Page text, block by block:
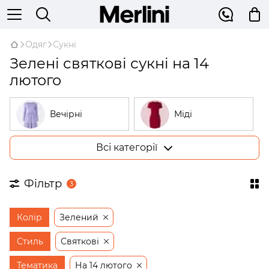
Одяг Сукні
Зелені святкові сукні на 14
лютого
Вечірні Міді
Великі розміри
На запах
Бежеві
Всі категорії
Фільтр 3
Колір Зелений
Стиль Святкові
Тематика На 14 лютого